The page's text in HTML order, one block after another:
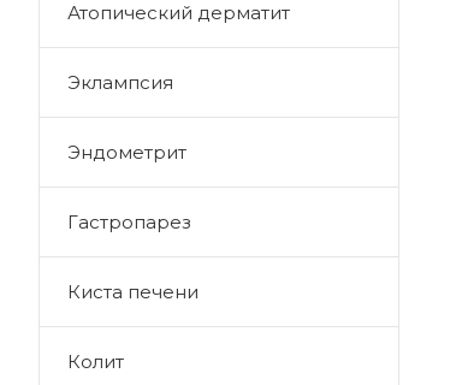
Атопический дерматит
Эклампсия
Эндометрит
Гастропарез
Киста печени
Колит